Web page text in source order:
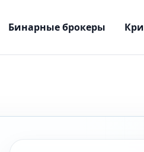
Бинарные брокеры